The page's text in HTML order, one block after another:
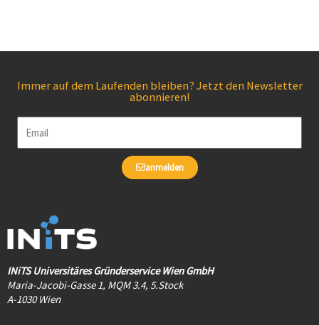
Immer auf dem Laufenden bleiben? Jetzt den Newsletter
abonnieren!
anmelden
INiTS Universitäres Gründerservice Wien GmbH
Maria-Jacobi-Gasse 1, MQM 3.4, 5.Stock
A-1030 Wien